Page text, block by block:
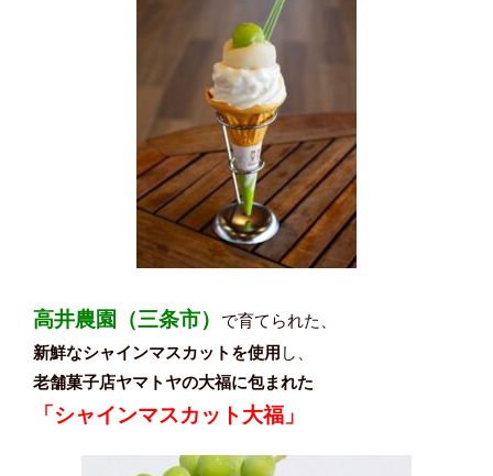
高井農園（三条市）
で育てられた、
新鮮なシャインマスカットを使用 し、
老舗菓子店ヤマトヤの大福に包まれた
「シャインマスカット大福」